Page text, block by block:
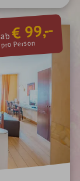
ab€ 99,--
pro Person